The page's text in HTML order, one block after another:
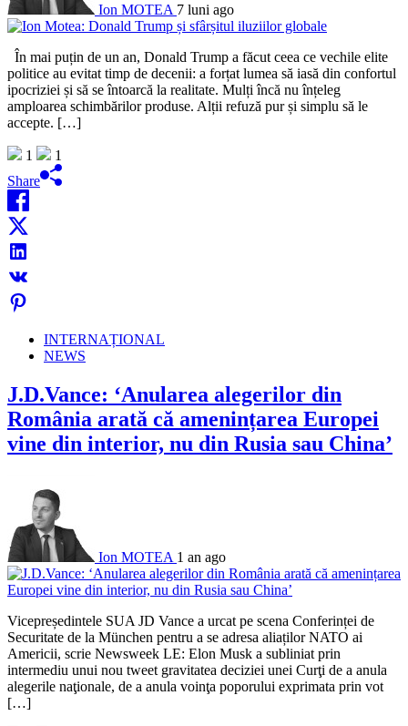
Ion MOTEA 7 luni ago
În mai puțin de un an, Donald Trump a făcut ceea ce vechile elite
politice au evitat timp de decenii: a forțat lumea să iasă din confortul
ipocriziei și să se întoarcă la realitate. Mulți încă nu înțeleg
amploarea schimbărilor produse. Alții refuză pur și simplu să le
accepte. […]
1
1
Share
INTERNAȚIONAL
NEWS
J.D.Vance: ‘Anularea alegerilor din
România arată că amenințarea Europei
vine din interior, nu din Rusia sau China’
Ion MOTEA 1 an ago
Vicepreședintele SUA JD Vance a urcat pe scena Conferinței de
Securitate de la München pentru a se adresa aliaților NATO ai
Americii, scrie Newsweek LE: Elon Musk a subliniat prin
intermediu unui nou tweet gravitatea deciziei unei Curţi de a anula
alegerile naţionale, de a anula voinţa poporului exprimata prin vot
[…]